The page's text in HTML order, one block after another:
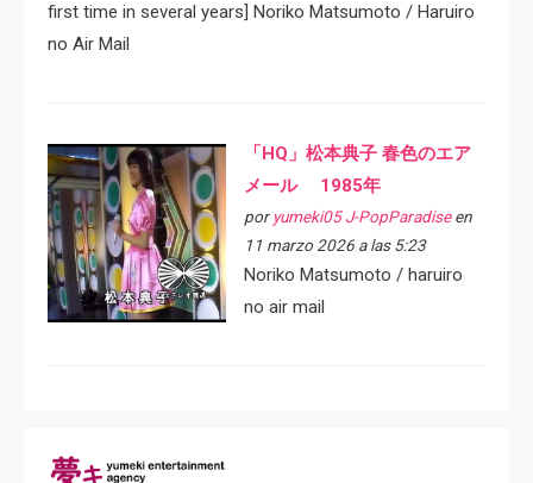
first time in several years] Noriko Matsumoto / Haruiro
no Air Mail
「HQ」松本典子 春色のエア
メール 1985年
por yumeki05 J-PopParadiseen
11 marzo 2026 a las 5:23
Noriko Matsumoto / haruiro
no air mail